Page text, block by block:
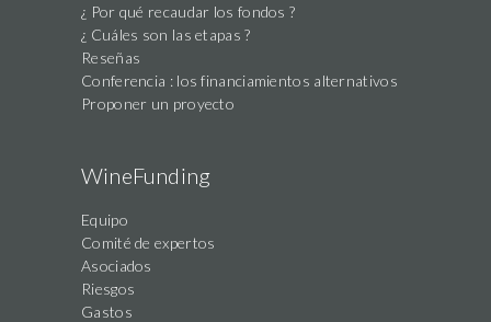
¿ Por qué recaudar los fondos ?
¿ Cuáles son las etapas ?
Reseñas
Conferencia : los financiamientos alternativos
Proponer un proyecto
WineFunding
Equipo
Comité de expertos
Asociados
Riesgos
Gastos